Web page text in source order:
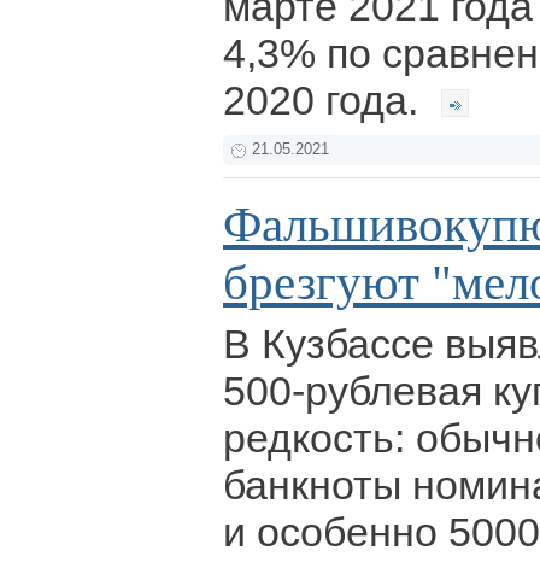
4,3% по
2020 года.
21.05.2021
брезгуют
В Кузбассе
500-рублевая
редкость:
банкноты
и особенно